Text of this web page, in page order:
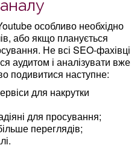
особливо необхідно
або якщо планується
Не всі SEO-фахівці
аудитом і аналізувати вже
подивитися наступне:
для накрутки
для просування;
переглядів;